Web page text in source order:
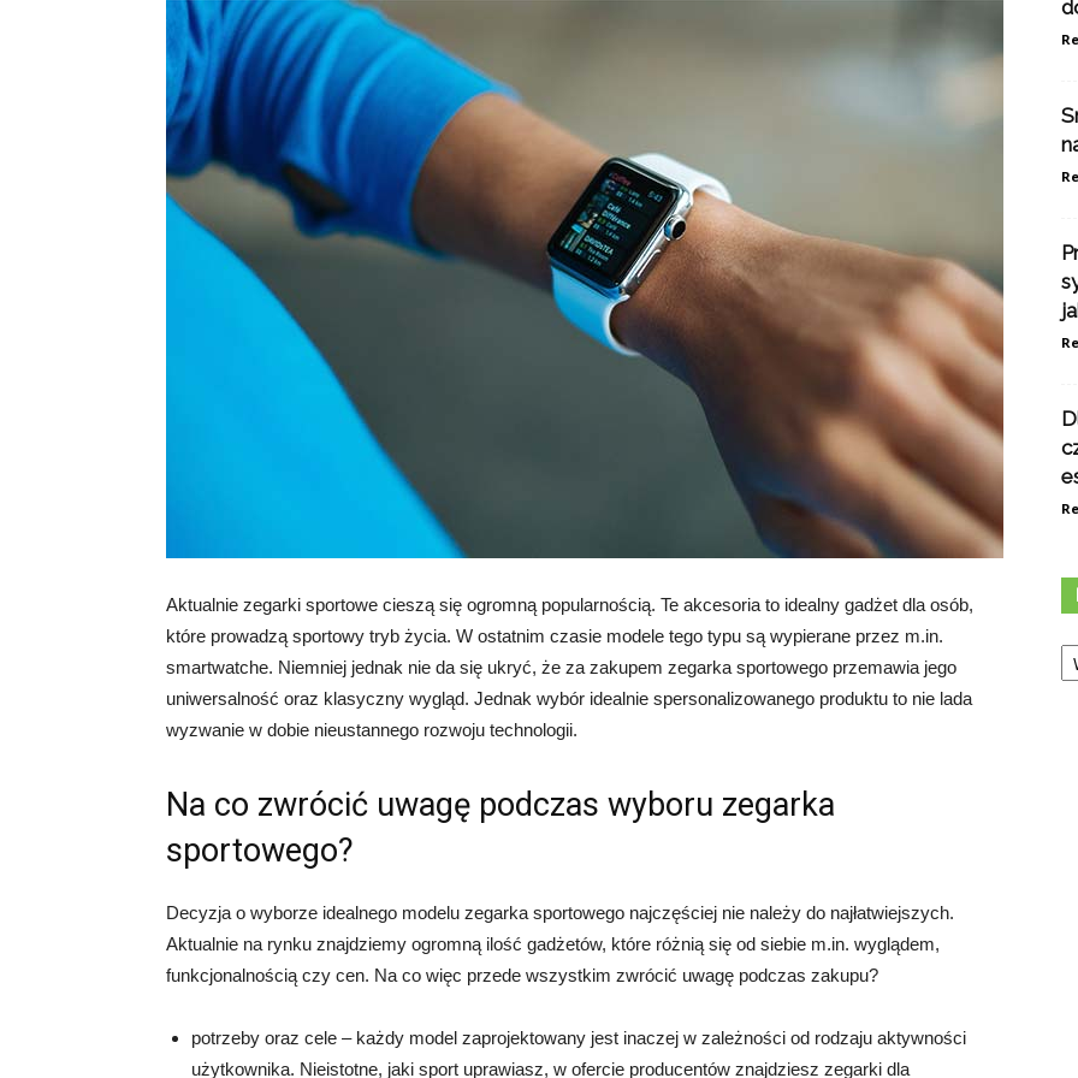
Aktualnie zegarki sportowe cieszą się ogromną popularnością. Te akcesoria to idealny gadżet dla osób,
które prowadzą sportowy tryb życia. W ostatnim czasie modele tego typu są wypierane przez m.in.
smartwatche. Niemniej jednak nie da się ukryć, że za zakupem zegarka sportowego przemawia jego
uniwersalność oraz klasyczny wygląd. Jednak wybór idealnie spersonalizowanego produktu to nie lada
wyzwanie w dobie nieustannego rozwoju technologii.
Na co zwrócić uwagę podczas wyboru zegarka
sportowego?
Decyzja o wyborze idealnego modelu zegarka sportowego najczęściej nie należy do najłatwiejszych.
Aktualnie na rynku znajdziemy ogromną ilość gadżetów, które różnią się od siebie m.in. wyglądem,
funkcjonalnością czy cen. Na co więc przede wszystkim zwrócić uwagę podczas zakupu?
potrzeby oraz cele – każdy model zaprojektowany jest inaczej w zależności od rodzaju aktywności
użytkownika. Nieistotne, jaki sport uprawiasz, w ofercie producentów znajdziesz zegarki dla